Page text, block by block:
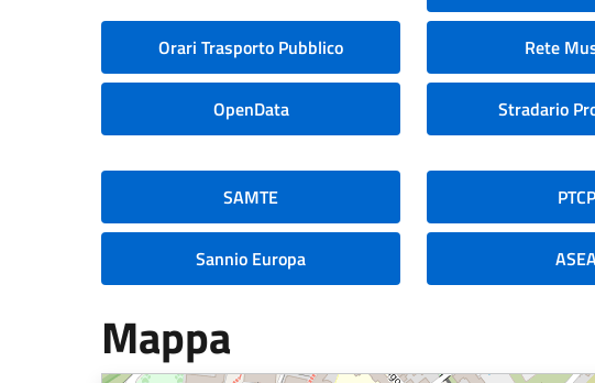
Orari Trasporto Pubblico Rete
OpenData Stradario
SAMTE PTCP
Sannio Europa
Mappa